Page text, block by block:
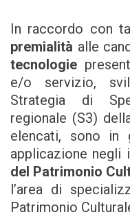
In raccordo con
premialità alle
tecnologie
e/o servizio,
Strategia di
regionale (S3)
elencati, sono in
applicazione negli
del Patrimonio
l’area di
Patrimonio